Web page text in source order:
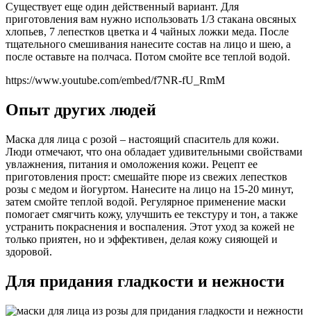
Существует еще один действенный вариант. Для
приготовления вам нужно использовать 1/3 стакана овсяных
хлопьев, 7 лепестков цветка и 4 чайных ложки меда. После
тщательного смешивания нанесите состав на лицо и шею, а
после оставьте на полчаса. Потом смойте все теплой водой.
https://www.youtube.com/embed/f7NR-fU_RmM
Опыт других людей
Маска для лица с розой – настоящий спаситель для кожи.
Люди отмечают, что она обладает удивительными свойствами
увлажнения, питания и омоложения кожи. Рецепт ее
приготовления прост: смешайте пюре из свежих лепестков
розы с медом и йогуртом. Нанесите на лицо на 15-20 минут,
затем смойте теплой водой. Регулярное применение маски
помогает смягчить кожу, улучшить ее текстуру и тон, а также
устранить покраснения и воспаления. Этот уход за кожей не
только приятен, но и эффективен, делая кожу сияющей и
здоровой.
Для придания гладкости и нежности